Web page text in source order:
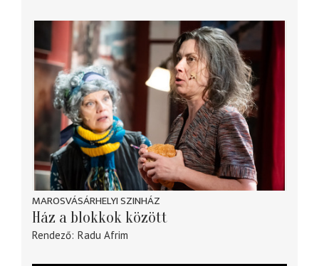
MAROSVÁSÁRHELYI SZINHÁZ
Ház a blokkok között
Rendező Radu Afrim